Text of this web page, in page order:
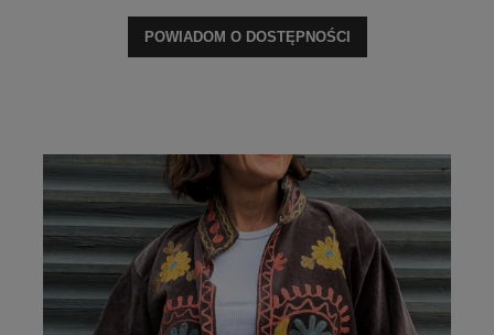
POWIADOM O DOSTĘPNOŚCI